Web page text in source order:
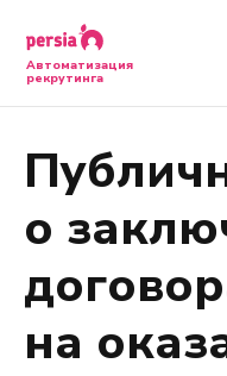
Автоматизация
рекрутинга
о
на